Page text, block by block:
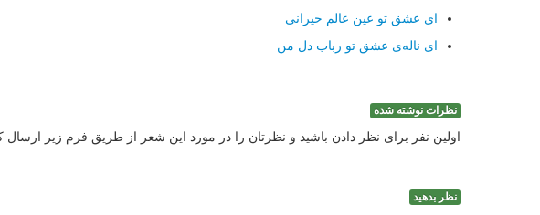
ای عشق تو عین عالم حیرانی
ای ناله‌ی عشق تو رباب دل من
نظرات نوشته شده
اولین نفر برای نظر دادن باشید و نظرتان را در مورد این شعر از طریق فرم زیر ارسال
نظر بدهید